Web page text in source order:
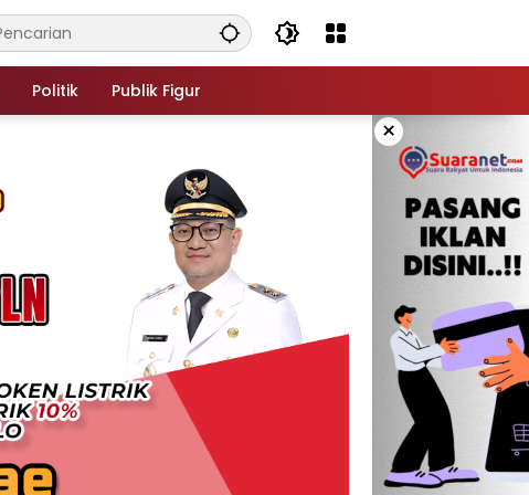
Politik Publik Figur
×